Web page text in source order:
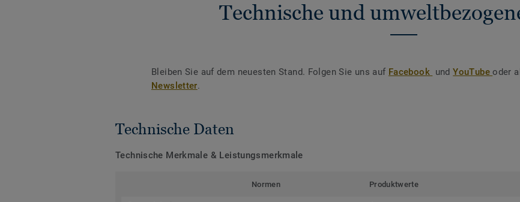
Technische und
Bleiben Sie auf dem neuesten Stand. Folgen Sie uns auf Facebook undYouTubeoder
Newsletter.
Technische Daten
Technische Merkmale & Leistungsmerkmale
Normen Produktwerte